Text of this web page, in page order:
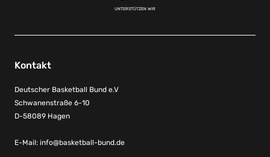
UNTERSTÜTZEN WIR
Kontakt
Deutscher Basketball Bund e.V
Schwanenstraße 6-10
D-58089 Hagen
E-Mail: info@basketball-bund.de